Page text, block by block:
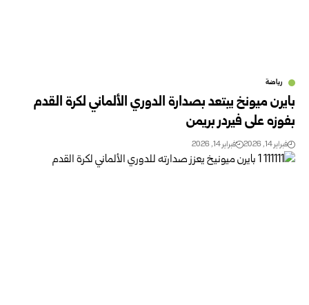
رياضة
بايرن ميونخ يبتعد بصدارة الدوري الألماني لكرة القدم
بفوزه على فيردر بريمن
فبراير 14, 2026 فبراير 14, 2026